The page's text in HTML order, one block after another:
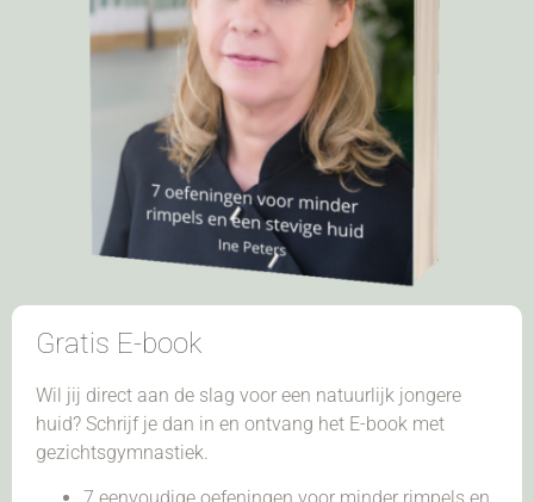
Gratis E-book
Wil jij direct aan de slag voor een natuurlijk jongere
huid? Schrijf je dan in en ontvang het E-book met
gezichtsgymnastiek.